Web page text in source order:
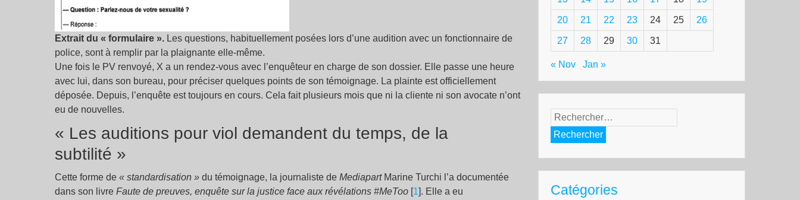
Extrait du « formulaire ». Les questions, habituellement posées lors d’une audition avec un fonctionnaire de
police, sont à remplir par la plaignante elle-même.
Une fois le PV renvoyé, X a un rendez-vous avec l’enquêteur en charge de son dossier. Elle passe une heure
avec lui, dans son bureau, pour préciser quelques points de son témoignage. La plainte est officiellement
déposée. Depuis, l’enquête est toujours en cours. Cela fait plusieurs mois que ni la cliente ni son avocate n’ont
eu de nouvelles.
« Les auditions pour viol demandent du temps, de la
subtilité »
Cette forme de « standardisation » du témoignage, la journaliste de MediapartMarine Turchi l’a documentée
dans son livre Faute de preuves, enquête sur la justice face aux révélations #MeToo [1]. Elle a eu
20 21 22 23 24 25 26
27 28 29 30 31
« Nov Jan »
Rechercher :
Catégories